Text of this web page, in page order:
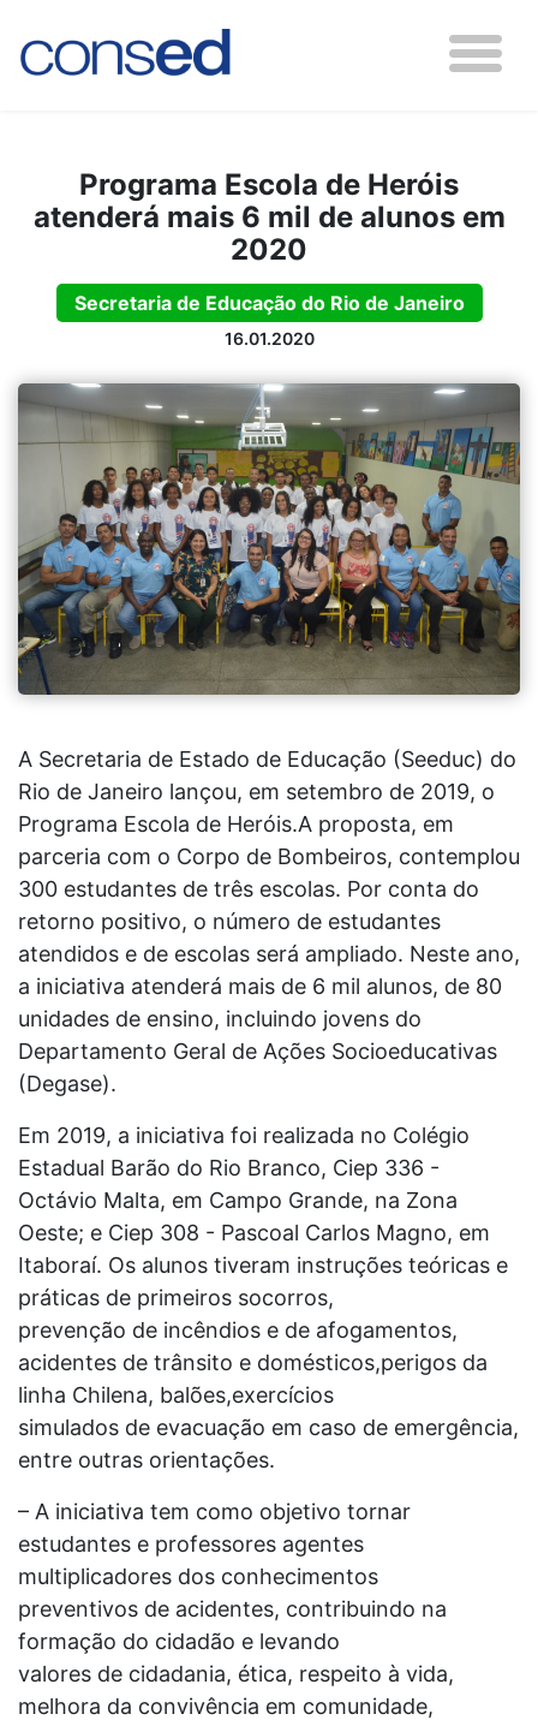
Programa Escola de Heróis
atenderá mais 6 mil de alunos em
2020
Secretaria de Educação do Rio de Janeiro
16.01.2020
A Secretaria de Estado de Educação (Seeduc) do
Rio de Janeiro lançou, em setembro de 2019, o
Programa Escola de Heróis.A proposta, em
parceria com o Corpo de Bombeiros, contemplou
300 estudantes de três escolas. Por conta do
retorno positivo, o número de estudantes
atendidos e de escolas será ampliado. Neste ano,
a iniciativa atenderá mais de 6 mil alunos, de 80
unidades de ensino, incluindo jovens do
Departamento Geral de Ações Socioeducativas
(Degase).
Em 2019, a iniciativa foi realizada no Colégio
Estadual Barão do Rio Branco, Ciep 336 -
Octávio Malta, em Campo Grande, na Zona
Oeste; e Ciep 308 - Pascoal Carlos Magno, em
Itaboraí. Os alunos tiveram instruções teóricas e
práticas de primeiros socorros,
prevenção de incêndios e de afogamentos,
acidentes de trânsito e domésticos,perigos da
linha Chilena, balões,exercícios
simulados de evacuação em caso de emergência,
entre outras orientações.
– A iniciativa tem como objetivo tornar
estudantes e professores agentes
multiplicadores dos conhecimentos
preventivos de acidentes, contribuindo na
formação do cidadão e levando
valores de cidadania, ética, respeito à vida,
melhora da convivência em comunidade,